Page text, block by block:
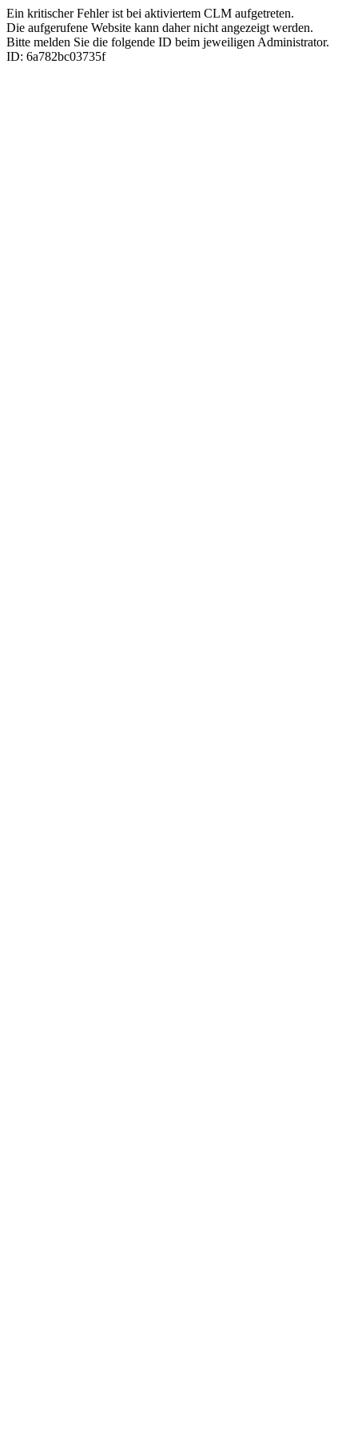
Ein kritischer Fehler ist bei aktiviertem CLM aufgetreten.
Die aufgerufene Website kann daher nicht angezeigt werden.
Bitte melden Sie die folgende ID beim jeweiligen Administrator.
ID: 6a782bc03735f